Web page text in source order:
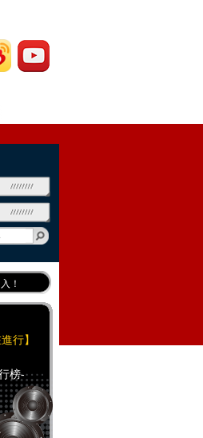
！
入！
過！
行】
榜-